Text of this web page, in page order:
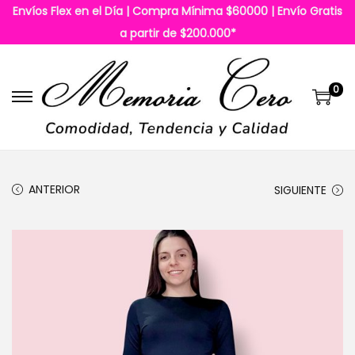
Envíos Flex en el Día | Compra Mínima $60000 | Envío Gratis
a partir de $200.000*
S
a
a
l
a
S
a
a
l
c
0
ANTERIOR SIGUIENTE